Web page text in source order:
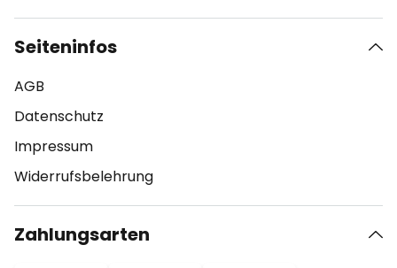
Seiteninfos
AGB
Datenschutz
Impressum
Widerrufsbelehrung
Zahlungsarten